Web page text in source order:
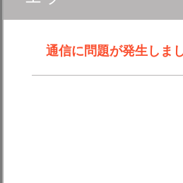
通信に問題が発生しま